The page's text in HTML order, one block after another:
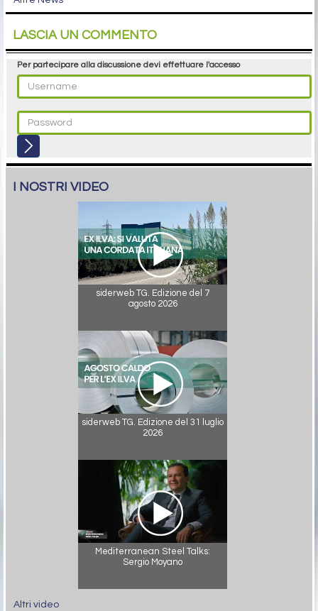
LASCIA UN COMMENTO
Per partecipare alla discussione devi effettuare l'accesso
I NOSTRI VIDEO
siderweb TG. Edizione del 7
agosto 2026
siderweb TG. Edizione del 31 luglio
2026
Mediterranean Steel Talks:
Sergio Moyano
Altri video